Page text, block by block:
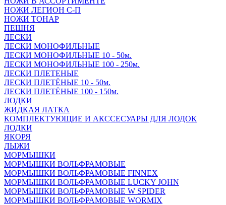
НОЖИ ЛЕГИОН С-П
НОЖИ ТОНАР
ПЕШНЯ
ЛЕСКИ
ЛЕСКИ МОНОФИЛЬНЫЕ
ЛЕСКИ МОНОФИЛЬНЫЕ 10 - 50м.
ЛЕСКИ МОНОФИЛЬНЫЕ 100 - 250м.
ЛЕСКИ ПЛЕТЕНЫЕ
ЛЕСКИ ПЛЕТЁНЫЕ 10 - 50м.
ЛЕСКИ ПЛЕТЁНЫЕ 100 - 150м.
ЛОДКИ
ЖИДКАЯ ЛАТКА
КОМПЛЕКТУЮЩИЕ И АКССЕСУАРЫ ДЛЯ ЛОДОК
ЛОДКИ
ЯКОРЯ
ЛЫЖИ
МОРМЫШКИ
МОРМЫШКИ ВОЛЬФРАМОВЫЕ
МОРМЫШКИ ВОЛЬФРАМОВЫЕ FINNEX
МОРМЫШКИ ВОЛЬФРАМОВЫЕ LUCKY JOHN
МОРМЫШКИ ВОЛЬФРАМОВЫЕ W SPIDER
МОРМЫШКИ ВОЛЬФРАМОВЫЕ WORMIX